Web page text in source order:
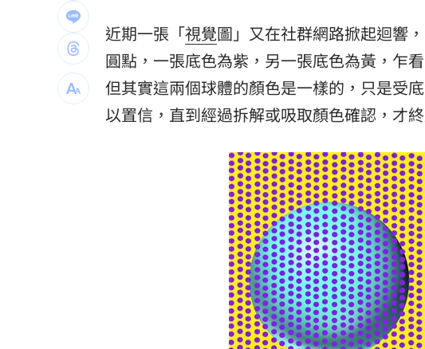
漢光演習遇父親節 賴清德感性致謝國軍 09:17
5歲女62%燒傷搶救2個月！他曝父親節願望 09:16
雲林羊肉染戴奧辛！食藥署曝最新稽查進度 09:16
豆漿不只美味！營養師推大豆1成分超護腦 09:09
槍砲通緝「躲中國20年」偷渡回台觸國安法 09:05
慈濟被詐10億 他轟：多少人血汗錢遭誤用 09:04
兆基屋管遭侵占7億 董座李建成羈押禁見 09:03
台灣彩券開獎直播中 20:31
LIVE三立+24小時直播 15:27
近期一張「視覺圖」又在社群網路掀起迴響
圓點，一張底色為紫，另一張底色為黃，乍
但其實這兩個球體的顏色是一樣的，只是受
以置信，直到經過拆解或吸取顏色確認，才